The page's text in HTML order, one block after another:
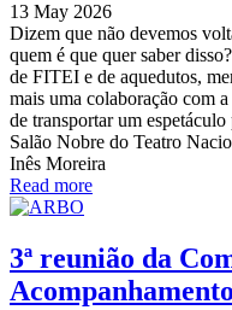
13 May 2026
Dizem que não devemos
quem é que quer saber
de FITEI e de aquedutos,
mais uma colaboração com
de transportar um
Salão Nobre do Teatro
Inês Moreira
Read more
3ª reunião da